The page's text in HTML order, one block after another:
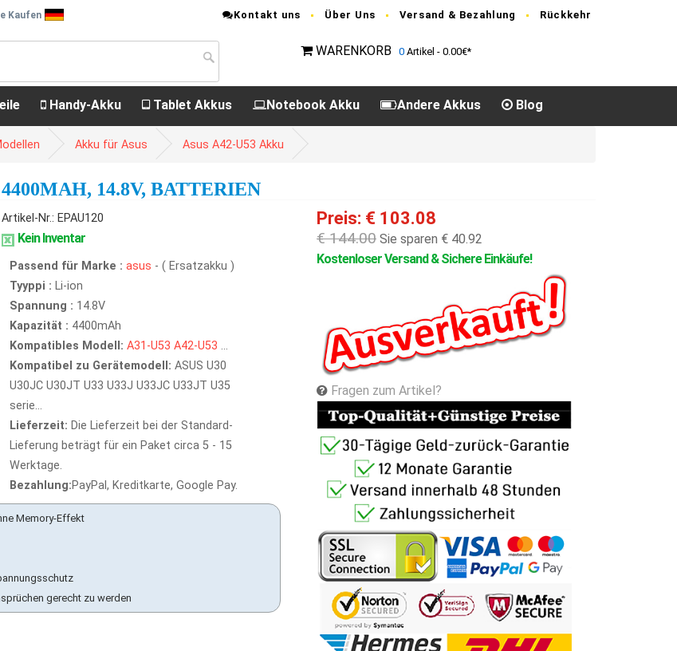
Kaufen Kontakt uns Über Uns Versand & Bezahlung Rückkehr
WARENKORB 0 Artikel - 0.00€*
Handy-Akku Tablet Akkus Notebook Akku Andere Akkus Blog
Akku für Asus Asus A42-U53 Akku
14.8V, BATTERIEN
Artikel-Nr.: EPAU120
Kein Inventar
Passend für Marke : asus - ( Ersatzakku )
Tyyppi : Li-ion
Spannung : 14.8V
Kapazität : 4400mAh
Kompatibles Modell: A31-U53 A42-U53 ...
Kompatibel zu Gerätemodell: ASUS U30
U30JC U30JT U33 U33J U33JC U33JT U35
serie...
Lieferzeit: Die Lieferzeit bei der Standard-
Lieferung beträgt für ein Paket circa 5 - 15
Werktage.
Bezahlung:PayPal, Kreditkarte, Google Pay.
Memory-Effekt
gerecht zu werden
Preis: € 103.08
€ 144.00 Sie sparen € 40.92
Kostenloser Versand & Sichere Einkäufe!
Fragen zum Artikel?